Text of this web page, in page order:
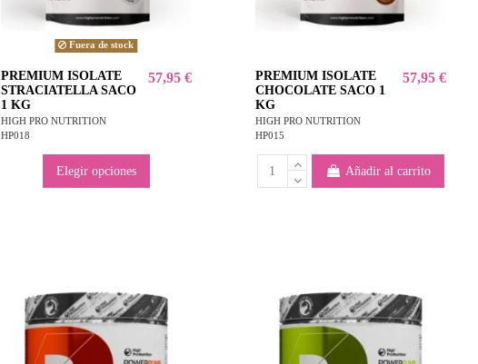
Fuera de stock
PREMIUM ISOLATE
STRACIATELLA SACO
1 KG
HIGH PRO NUTRITION
HP018
57,95 €
Elegir opciones
PREMIUM ISOLATE
CHOCOLATE SACO 1
KG
HIGH PRO NUTRITION
HP015
57,95 €
Añadir al carrito